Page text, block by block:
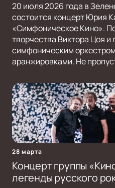
20 июля 2026 года в
состоится концерт Юрия
«Симфоническое Кино».
творчества Виктора Цоя и
симфоническим
аранжировками. Не
28 марта
Концерт группы
легенды русского